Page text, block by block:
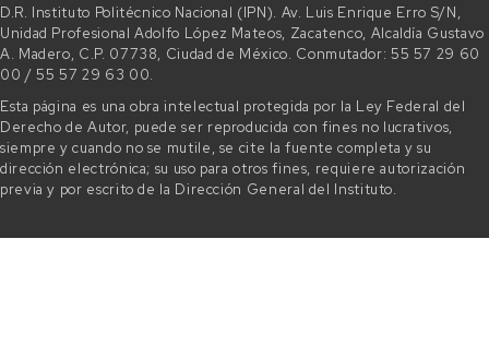
D.R. Instituto Politécnico Nacional (IPN). Av. Luis Enrique Erro S/N,
Unidad Profesional Adolfo López Mateos, Zacatenco, Alcaldía Gustavo
A. Madero, C.P. 07738, Ciudad de México. Conmutador: 55 57 29 60
00 / 55 57 29 63 00.
Esta página es una obra intelectual protegida por la Ley Federal del
Derecho de Autor, puede ser reproducida con fines no lucrativos,
siempre y cuando no se mutile, se cite la fuente completa y su
dirección electrónica; su uso para otros fines, requiere autorización
previa y por escrito de la Dirección General del Instituto.